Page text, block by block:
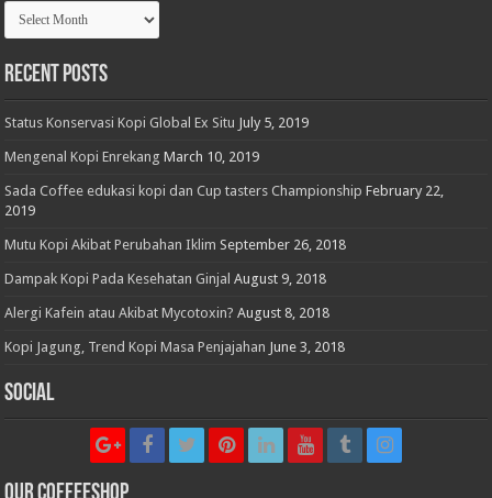
Archives
Recent Posts
Status Konservasi Kopi Global Ex Situ July 5, 2019
Mengenal Kopi Enrekang March 10, 2019
Sada Coffee edukasi kopi dan Cup tasters Championship February 22,
2019
Mutu Kopi Akibat Perubahan Iklim September 26, 2018
Dampak Kopi Pada Kesehatan Ginjal August 9, 2018
Alergi Kafein atau Akibat Mycotoxin? August 8, 2018
Kopi Jagung, Trend Kopi Masa Penjajahan June 3, 2018
Social